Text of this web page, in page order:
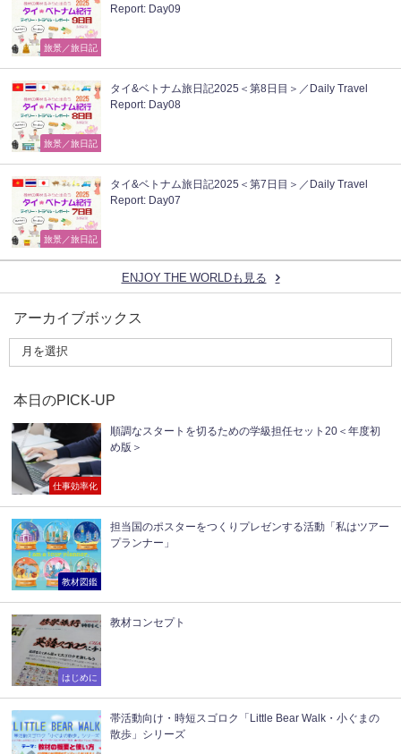
旅景／旅日記
Report: Day09
旅景／旅日記
タイ&ベトナム旅日記2025＜第8日目＞／Daily Travel
Report: Day08
旅景／旅日記
タイ&ベトナム旅日記2025＜第7日目＞／Daily Travel
Report: Day07
ENJOY THE WORLDも見る
アーカイブボックス
本日のPICK-UP
仕事効率化
順調なスタートを切るための学級担任セット20＜年度初
め版＞
教材図鑑
担当国のポスターをつくりプレゼンする活動「私はツアー
プランナー」
はじめに
教材コンセプト
帯活動向け・時短スゴロク「Little Bear Walk・小ぐまの
散歩」シリーズ